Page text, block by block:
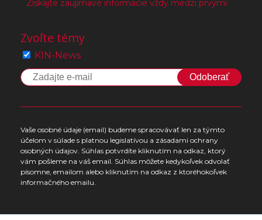
Získajte zaujímavé informácie vždy medzi prvými
Zvoľte témy
KIN-News
Odoberať
Vaše osobné údaje (email) budeme spracovávať len za týmto
účelom v súlade s platnou legislatívou a zásadami ochrany
osobných údajov. Súhlas potvrdíte kliknutím na odkaz, ktorý
vám pošleme na váš email. Súhlas môžete kedykoľvek odvolať
písomne, emailom alebo kliknutím na odkaz z ktoréhokoľvek
informačného emailu.